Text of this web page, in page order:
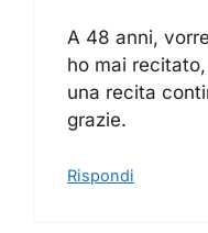
A 48 anni,
ho mai
una recita
grazie.
Rispondi